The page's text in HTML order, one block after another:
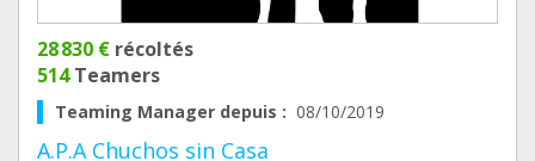
28 830 € récoltés
514Teamers
Teaming Manager depuis : 08/10/2019
A.P.A Chuchos sin Casa